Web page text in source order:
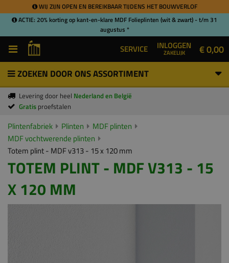
WIJ ZIJN OPEN EN BEREIKBAAR TIJDENS HET BOUWVERLOF
ACTIE: 20% korting op kant-en-klare MDF Folieplinten (wit & zwart) - t/m 31
augustus *
SERVICE INLOGGEN
ZAKELIJK € 0,00
ZOEKEN DOOR ONS ASSORTIMENT
Levering door heel Nederland en België
Gratis proefstalen
Plintenfabriek Plinten
MDF plinten
MDF vochtwerende plinten
Totem plint - MDF v313 - 15 x 120 mm
TOTEM PLINT - MDF V313 - 15
X 120 MM